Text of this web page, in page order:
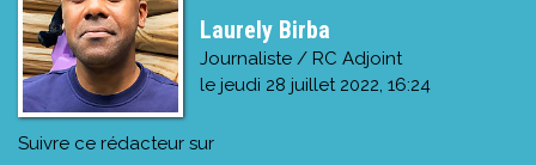
Laurely Birba
Journaliste / RC Adjoint
le jeudi 28 juillet 2022, 16:24
Suivre ce rédacteur sur